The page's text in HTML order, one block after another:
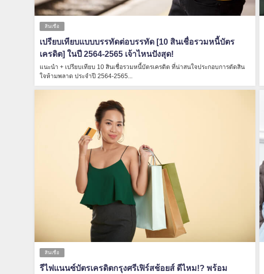
สินเชื่อ
เปรียบเทียบแบบบรรทัดต่อบรรทัด [10 สินเชื่อรวมหนี้บัตร
เครดิต] ในปี 2564-2565 เจ้าไหนปังสุด!
แนะนำ + เปรียบเทียบ 10 สินเชื่อรวมหนี้บัตรเครดิต ที่น่าสนใจประกอบการตัดสิน
ใจห้ามพลาด ประจำปี 2564-2565...
สินเชื่อ
รีไฟแนนซ์บัตรเครดิตกรุงศรีเฟิร์สช้อยส์ ดีไหม!? พร้อม